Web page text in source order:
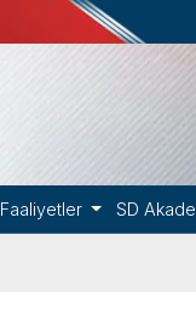
Faaliyetler SD